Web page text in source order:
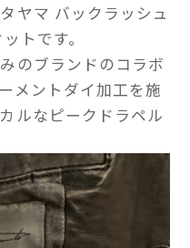
ヤマ バックラッシュ
トです。
のブランドのコラボ
メントダイ加工を施
ルなピークドラペル